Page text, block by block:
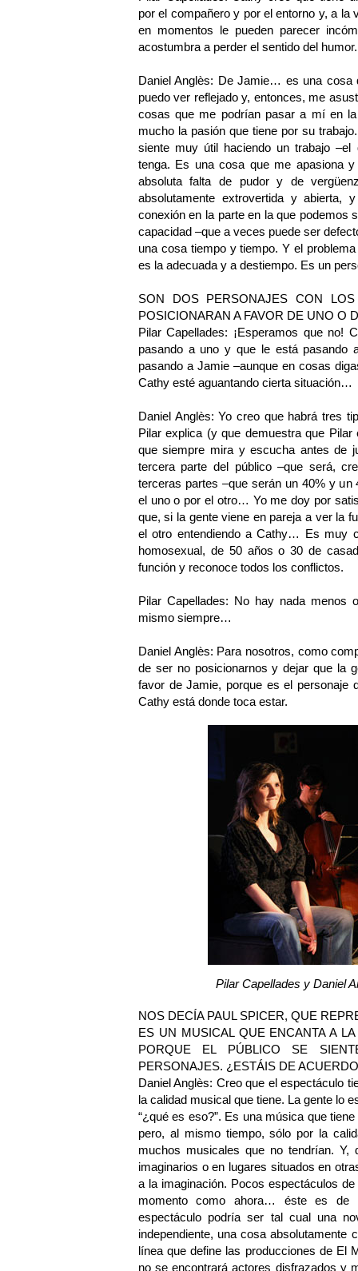
por el compañero y por el entorno y, a la
en momentos le pueden parecer
acostumbra a perder el sentido del
Daniel Anglès: De Jamie… es una
puedo ver reflejado y, entonces, me
cosas que me podrían pasar a mí en
mucho la pasión que tiene por su
siente muy útil haciendo un trabajo –el
tenga. Es una cosa que me apasiona
absoluta falta de pudor y de
absolutamente extrovertida y
conexión en la parte en la que podemos
capacidad –que a veces puede ser
una cosa tiempo y tiempo. Y el
es la adecuada y a destiempo. Es un
SON DOS PERSONAJES CON
POSICIONARAN A FAVOR DE UNO O
Pilar Capellades: ¡Esperamos que no!
pasando a uno y que le está pasando
pasando a Jamie –aunque en cosas
Cathy esté aguantando cierta situación…
Daniel Anglès: Yo creo que habrá tres
Pilar explica (y que demuestra que
que siempre mira y escucha antes de
tercera parte del público –que será,
terceras partes –que serán un 40% y
el uno o por el otro… Yo me doy por
que, si la gente viene en pareja a ver la
el otro entendiendo a Cathy… Es muy
homosexual, de 50 años o 30 de
función y reconoce todos los conflictos.
Pilar Capellades: No hay nada menos
mismo siempre…
Daniel Anglès: Para nosotros, como
de ser no posicionarnos y dejar que la
favor de Jamie, porque es el personaje
Cathy está donde toca estar.
Pilar Capellades y Daniel
NOS DECÍA PAUL SPICER, QUE
ES UN MUSICAL QUE ENCANTA A
PORQUE EL PÚBLICO SE
PERSONAJES. ¿ESTÁIS DE
Daniel Anglès: Creo que el espectáculo
la calidad musical que tiene. La gente lo
“¿qué es eso?”. Es una música que
pero, al mismo tiempo, sólo por la
muchos musicales que no tendrían.
imaginarios o en lugares situados en
a la imaginación. Pocos espectáculos
momento como ahora… éste es de
espectáculo podría ser tal cual una
independiente, una cosa
línea que define las producciones de El
no se encontrará actores disfrazados y